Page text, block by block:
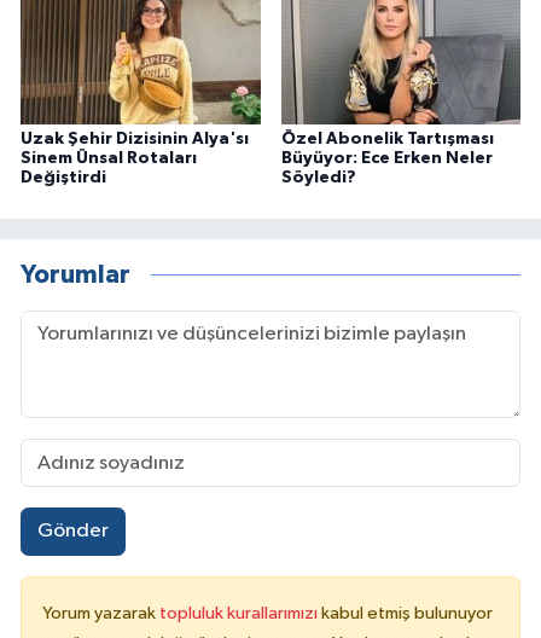
Uzak Şehir Dizisinin Alya'sı
Sinem Ünsal Rotaları
Değiştirdi
Özel Abonelik Tartışması
Büyüyor: Ece Erken Neler
Söyledi?
Yorumlar
Gönder
Yorum yazarak topluluk kurallarımızı kabul etmiş bulunuyor